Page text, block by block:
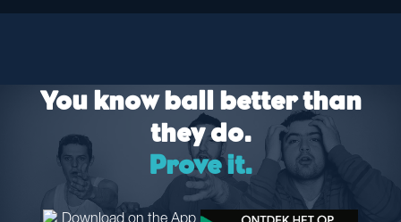
You know ball better than
they do.
Prove it.